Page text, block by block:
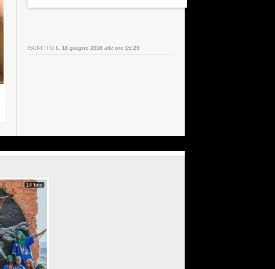
ISCRITTO IL 18 giugno 2016 alle ore 15:29
14 foto